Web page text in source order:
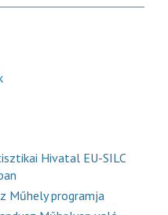
Hivatal EU-SILC
Műhely programja